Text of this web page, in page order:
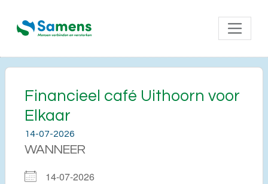
Financieel café Uithoorn voor
Elkaar
14-07-2026
WANNEER
14-07-2026